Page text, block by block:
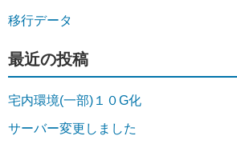
移行データ
最近の投稿
宅内環境(一部)１０G化
サーバー変更しました